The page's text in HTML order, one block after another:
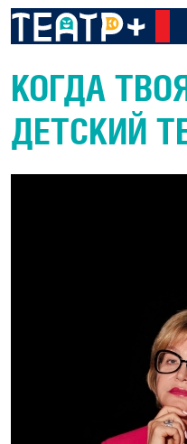
КОГДА
ДЕТСКИЙ